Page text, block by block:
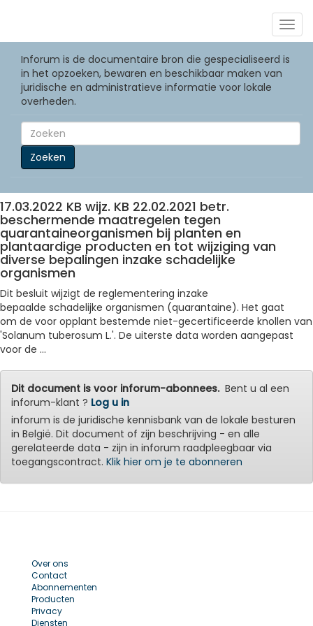
Inforum is de documentaire bron die gespecialiseerd is
in het opzoeken, bewaren en beschikbaar maken van
juridische en administratieve informatie voor lokale
overheden.
Zoeken
17.03.2022 KB wijz. KB 22.02.2021 betr.
beschermende maatregelen tegen
quarantaineorganismen bij planten en
plantaardige producten en tot wijziging van
diverse bepalingen inzake schadelijke
organismen
Dit besluit wijzigt de reglementering inzake
bepaalde schadelijke organismen (quarantaine). Het gaat
om de voor opplant bestemde niet-gecertificeerde knollen van
'Solanum tuberosum L.'. De uiterste data worden aangepast
voor de ...
Dit document is voor inforum-abonnees.Bent u al een
inforum-klant ? Log u in
inforum is de juridische kennisbank van de lokale besturen
in België. Dit document of zijn beschrijving - en alle
gerelateerde data - zijn in inforum raadpleegbaar via
toegangscontract. Klik hier om je te abonneren
Over ons
Contact
Abonnementen
Producten
Privacy
Diensten